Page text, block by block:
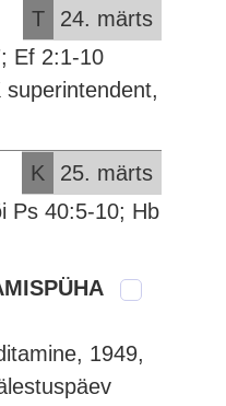
T
24. märts
Ef 2:1-10
K
25. märts
Ps 40:5-10; Hb
1949,